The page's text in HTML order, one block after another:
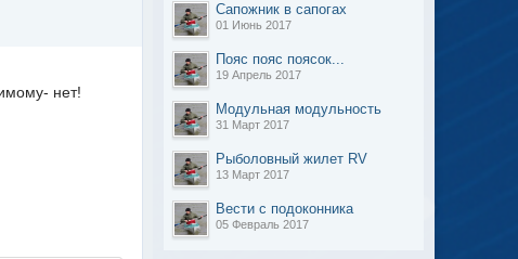
нет!
Сапожник в сапогах
01 Июнь 2017
Пояс пояс поясок...
19 Апрель 2017
Модульная модульность
31 Март 2017
Рыболовный жилет RV
13 Март 2017
Вести с подоконника
05 Февраль 2017